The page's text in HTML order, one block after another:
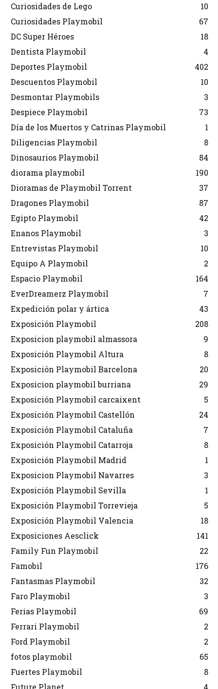
Curiosidades de Lego
10
Curiosidades Playmobil
67
DC Super Héroes
18
Dentista Playmobil
4
Deportes Playmobil
402
Descuentos Playmobil
10
Desmontar Playmobils
3
Despiece Playmobil
73
Día de los Muertos y Catrinas Playmobil
1
Diligencias Playmobil
8
Dinosaurios Playmobil
84
diorama playmobil
190
Dioramas de Playmobil Torrent
37
Dragones Playmobil
87
Egipto Playmobil
42
Enanos Playmobil
3
Entrevistas Playmobil
10
Equipo A Playmobil
2
Espacio Playmobil
164
EverDreamerz Playmobil
7
Expedición polar y ártica
43
Exposición Playmobil
208
Exposicion playmobil almassora
9
Exposición Playmobil Altura
8
Exposición Playmobil Barcelona
20
Exposicion playmobil burriana
29
Exposición Playmobil carcaixent
5
Exposición Playmobil Castellón
24
Exposición Playmobil Cataluña
7
Exposición Playmobil Catarroja
8
Exposición Playmobil Madrid
1
Exposicion Playmobil Navarres
3
Exposición Playmobil Sevilla
1
Exposición Playmobil Torrevieja
5
Exposición Playmobil Valencia
18
Exposiciones Aesclick
141
Family Fun Playmobil
22
Famobil
176
Fantasmas Playmobil
32
Faro Playmobil
3
Ferias Playmobil
69
Ferrari Playmobil
2
Ford Playmobil
2
fotos playmobil
65
Fuertes Playmobil
8
Future Planet
4